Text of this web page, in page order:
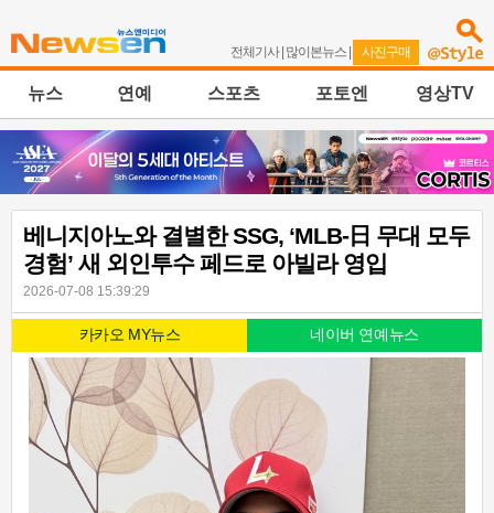
전체기사| 많이본뉴스 | 사진구매
뉴스 연예 스포츠 포토엔 영상TV
베니지아노와 결별한 SSG, ‘MLB-日 무대 모두
경험’ 새 외인투수 페드로 아빌라 영입
2026-07-08 15:39:29
카카오 MY뉴스 네이버 연예뉴스